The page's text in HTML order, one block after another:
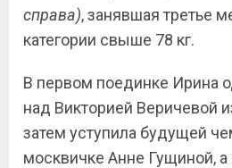
справа), занявшая третье
категории свыше 78 кг.
В первом поединке Ирина
над Викторией Веричевой
затем уступила будущей
москвичке Анне Гущиной, а